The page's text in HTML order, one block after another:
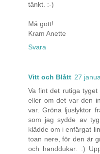
tänkt. :-)
Må gott!
Kram Anette
Svara
Vitt och Blått 27
Va fint det rutiga
eller om det var den
var. Gröna ljuslyktor
som jag sydde av
klädde om i enfärgat
toan nere, för den är
och handdukar. :)